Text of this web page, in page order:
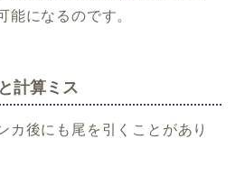
能になるのです。
計算ミス
カ後にも尾を引くことがあり